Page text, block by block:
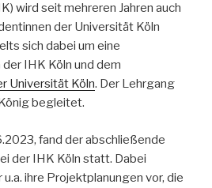
wird seit mehreren Jahren auch
der Universität Köln
sich dabei um eine
IHK Köln und dem
Universität Köln. Der Lehrgang
begleitet.
fand der abschließende
der IHK Köln statt. Dabei
ihre Projektplanungen vor, die